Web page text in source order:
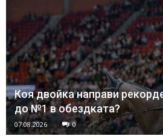
Коя двойка направи
до №1 в обездката?
07.08.2026 0